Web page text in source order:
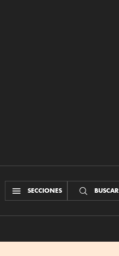
SECCIONES BUSCAR